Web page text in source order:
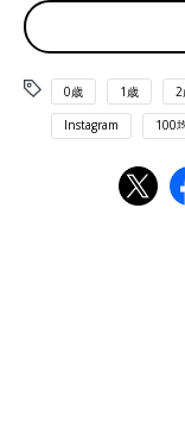
0歳 1歳
Instagram 100